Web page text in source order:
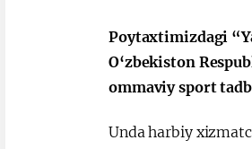
首届“中国-中亚”峰会
Poytaxtimizdagi
O‘zbekiston
ommaviy sport
Unda harbiy